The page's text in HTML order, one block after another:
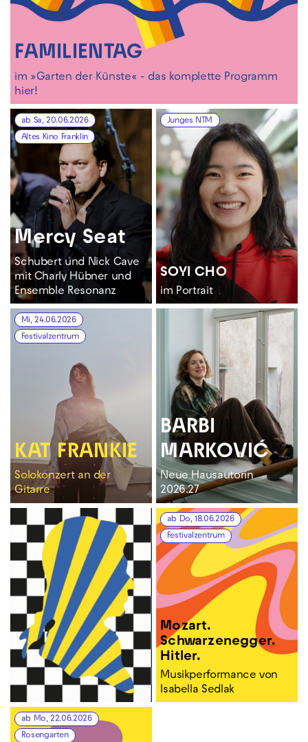
FAMILIENTAG
im »Garten der Künste« - das komplette Programm
hier!
ab Sa, 20.06.2026
Altes Kino Franklin
Mercy Seat
Schubert und Nick Cave
mit Charly Hübner und
Ensemble Resonanz
Junges NTM
SOYI CHO
im Portrait
Mi, 24.06.2026
Festivalzentrum
KAT FRANKIE
Solokonzert an der
Gitarre
BARBI
MARKOVIĆ
Neue Hausautorin
2026.27
ab Do, 18.06.2026
Festivalzentrum
Mozart.
Schwarzenegger.
Hitler.
Musikperformance von
Isabella Sedlak
ab Mo, 22.06.2026
Rosengarten